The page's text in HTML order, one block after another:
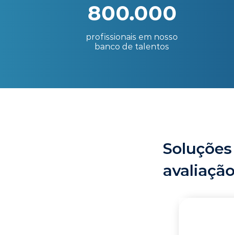
800.000
profissionais em nosso
banco de talentos
avaliação